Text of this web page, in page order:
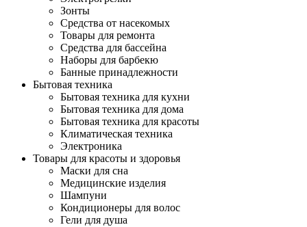
Зонты
Средства от насекомых
Товары для ремонта
Средства для бассейна
Наборы для барбекю
Банные принадлежности
Бытовая техника
Бытовая техника для кухни
Бытовая техника для дома
Бытовая техника для красоты
Климатическая техника
Электроника
Товары для красоты и здоровья
Маски для сна
Медицинские изделия
Шампуни
Кондиционеры для волос
Гели для душа